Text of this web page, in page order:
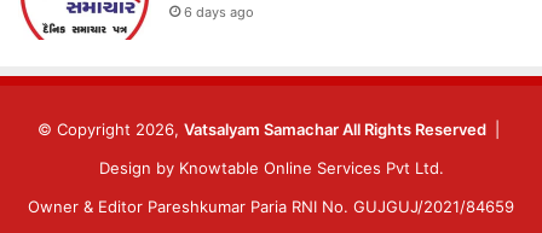
6 days ago
© Copyright 2026, Vatsalyam Samachar All Rights Reserved
Design by Knowtable Online Services Pvt Ltd.
Owner & Editor Pareshkumar Paria RNI No. GUJGUJ/2021/84659